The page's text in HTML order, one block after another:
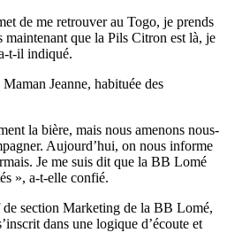
de me retrouver au Togo, je prends
que la Pils Citron est là, je
t-il indiqué.
Jeanne, habituée des
la bière, mais nous amenons nous-
Aujourd’hui, on nous informe
Je me suis dit que la BB Lomé
», a-t-elle confié.
section Marketing de la BB Lomé,
dans une logique d’écoute et